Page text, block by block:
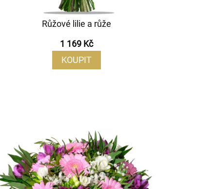
Růžové lilie a růže
1 169 Kč
KOUPIT